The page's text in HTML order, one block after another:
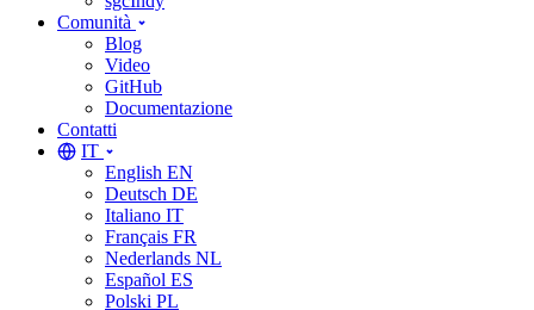
Comunità
Blog
Video
GitHub
Documentazione
Contatti
IT
English EN
Deutsch DE
Italiano IT
Français FR
Nederlands NL
Español ES
Polski PL